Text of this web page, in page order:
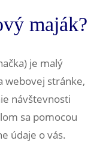
maják?
je malý
webovej stránke,
návštevnosti
sa pomocou
údaje o vás.